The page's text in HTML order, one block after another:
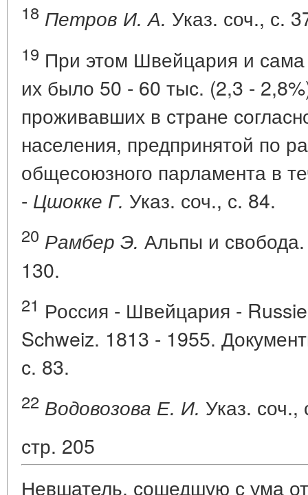
18 Петров И. А. Указ. соч., с.
19 При этом Швейцария и
их было 50 - 60 тыс. (2,3 -
проживавших в стране
населения, предпринятой по
общесоюзного парламента в
- Цшокке Г. Указ. соч., с. 84.
20 Рамбер Э. Альпы и
130.
21 Россия - Швейцария -
Schweiz. 1813 - 1955.
с. 83.
22 Водовозова Е. И. Указ. соч.,
стр. 205
Невшатель, сошедшую с ума